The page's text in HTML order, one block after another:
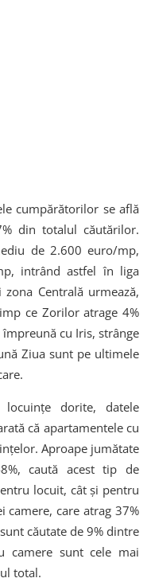
cumpărătorilor se află
din totalul căutărilor.
de 2.600 euro/mp,
intrând astfel în liga
Centrală urmează,
ce Zorilor atrage 4%
cu Iris, strânge
Ziua sunt pe ultimele
dorite, datele
că apartamentele cu
Aproape jumătate
caută acest tip de
locuit, cât și pentru
camere, care atrag 37%
căutate de 9% dintre
camere sunt cele mai
total.